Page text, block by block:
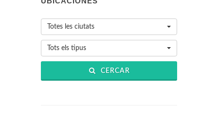
Totes les ciutats
Tots els tipus
CERCAR